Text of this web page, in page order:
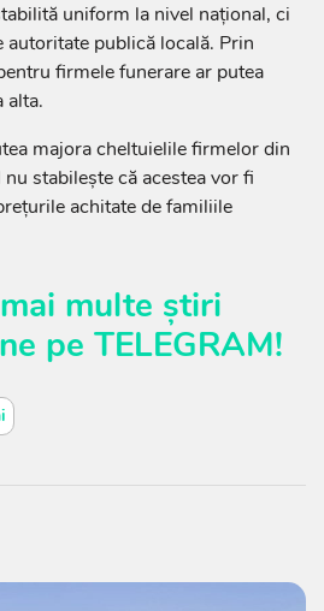
uniform la nivel național, ci
autoritate publică locală. Prin
firmele funerare ar putea
alta.
majora cheltuielile firmelor din
stabilește că acestea vor fi
achitate de familiile
multe știri
pe TELEGRAM!